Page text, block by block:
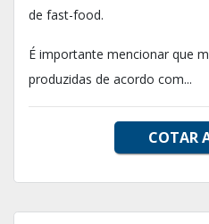
de fast-food.
É importante mencionar que
produzidas de acordo com...
COTAR